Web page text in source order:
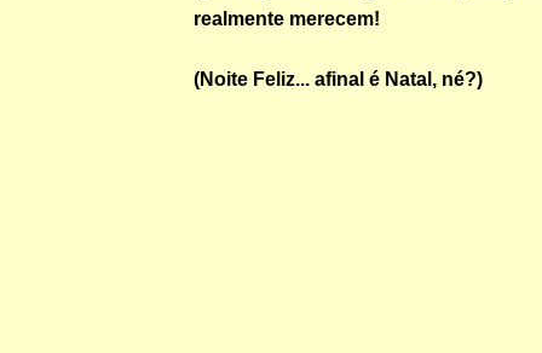
realmente merecem!
(Noite Feliz... afinal é Natal, né?)